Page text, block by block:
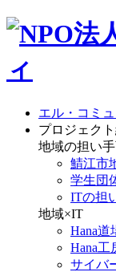
エル・コミ
プロジェク
地域の担い
鯖江市
学生団
ITの担
地域×IT
Hana道
Hana工
サイバ